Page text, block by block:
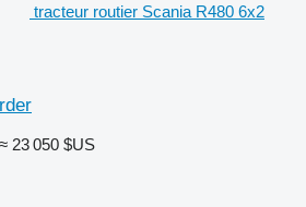
tracteur routier Scania R480 6x2
≈ 23 050 $US